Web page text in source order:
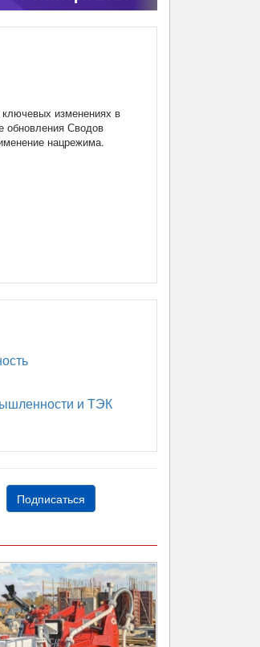
изменениях в
обновления Сводов
нацрежима.
и ТЭК
Подписаться